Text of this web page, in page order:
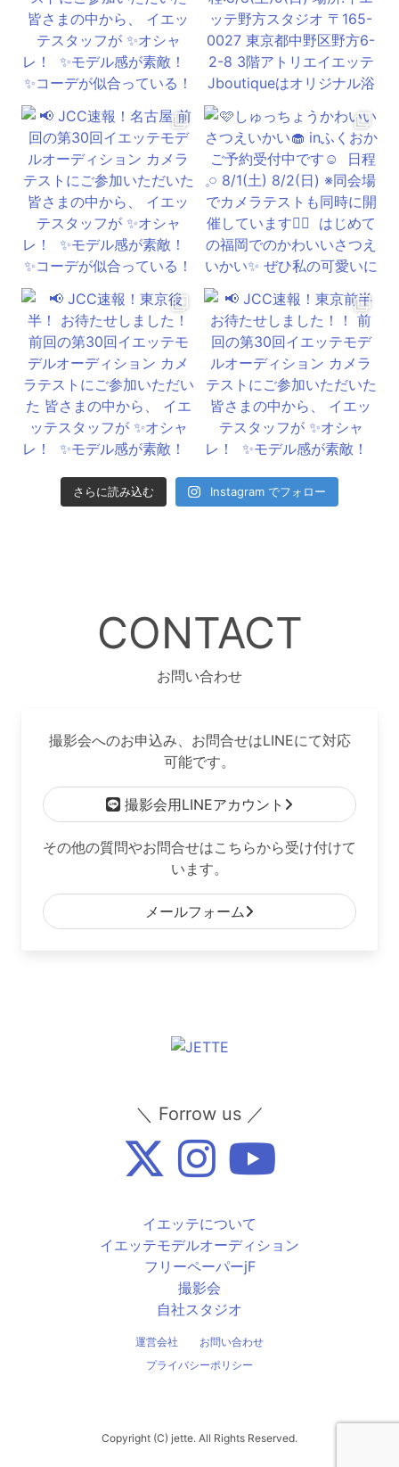
さらに読み込む Instagram でフォロー
CONTACT
お問い合わせ
撮影会へのお申込み、お問合せはLINEにて対応
可能です。
撮影会用LINEアカウント
その他の質問やお問合せはこちらから受け付けて
います。
メールフォーム
＼ Forrow us ／
イエッテについて
イエッテモデルオーディション
フリーペーパーjF
撮影会
自社スタジオ
運営会社
お問い合わせ
プライバシーポリシー
Copyright (C) jette. All Rights Reserved.